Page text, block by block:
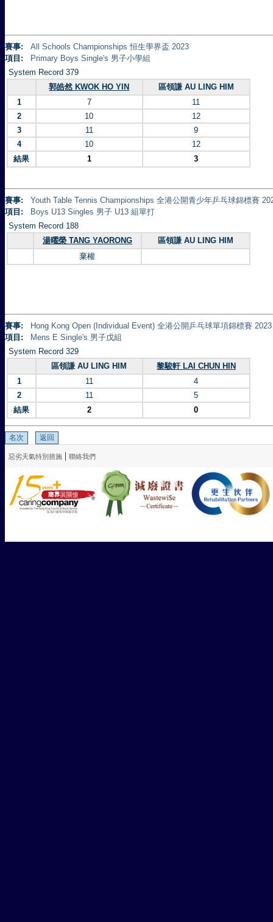
賽事:
All Schools Championships 恒生學界盃 2023
項目:
Primary Boys Single's 男子小學組
System Record 379
郭皓然 KWOK HO YIN
區領謙 AU LING HIM
1
7
11
2
10
12
3
11
9
4
10
12
結果
1 3
賽事:
Youth Table Tennis Championships 全港公開青少年乒乓球錦標賽
項目:
Boys U13 Singles 男子 U13 組單打
System Record 188
湯曜榮 TANG YAORONG
區領謙 AU LING HIM
棄權
賽事:
Hong Kong Open (Individual Event) 全港公開乒乓球單項錦標賽 2023
項目:
Mens E Single's 男子戊組
System Record 329
區領謙 AU LING HIM
黎駿軒 LAI CHUN HIN
1
11
4
2
11
5
結果
2 0